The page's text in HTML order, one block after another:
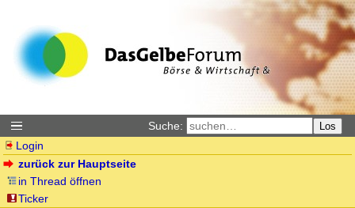
Suche: Los
Login
zurück zur Hauptseite
in Thread öffnen
Ticker